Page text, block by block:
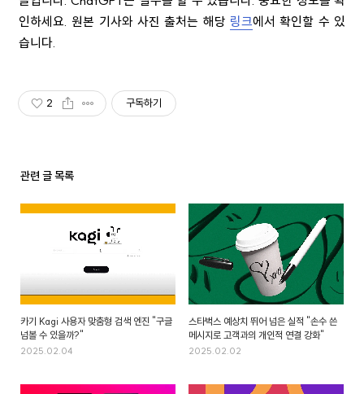
인하세요. 원본 기사와 사진 출처는 해당 링크에서 확인할 수 있
습니다.
2 구독하기
관련 글 목록
카기 Kagi 사용자 맞춤형 검색 엔진 "구글
넘볼 수 있을까?"
2025.02.04
스타벅스 예상치 뛰어 넘은 실적 "손수 쓴
메시지로 고객과의 개인적 연결 강화"
2025.02.02